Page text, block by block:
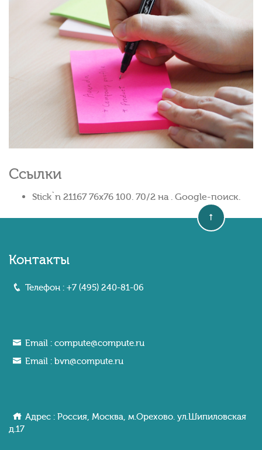
Ссылки
Stick`n 21167 76x76 100. 70/2 на . Google-поиск.
Контакты
Телефон : +7 (495) 240-81-06
Email : compute@compute.ru
Email : bvn@compute.ru
Адрес : Россия, Москва, м.Орехово. ул.Шипиловcкaя
д.17